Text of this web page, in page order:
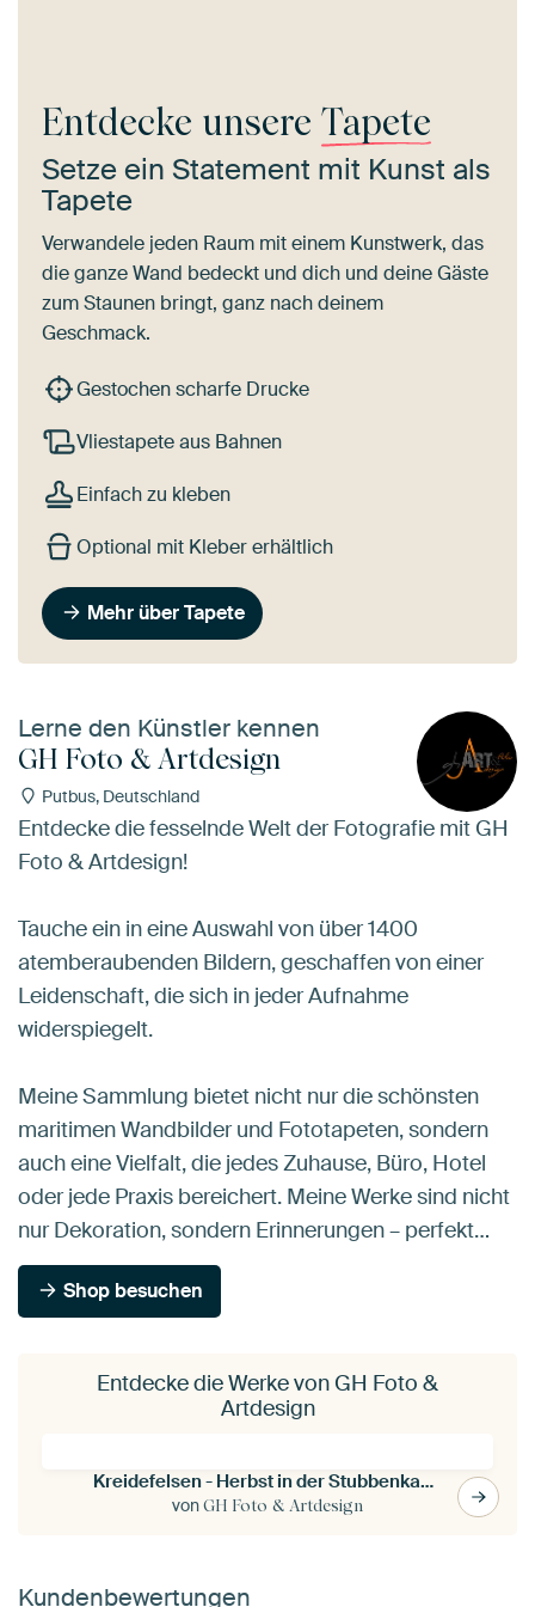
Entdecke unsere Tapete
Setze ein Statement mit Kunst als
Tapete
Verwandele jeden Raum mit einem Kunstwerk, das
die ganze Wand bedeckt und dich und deine Gäste
zum Staunen bringt, ganz nach deinem
Geschmack.
Gestochen scharfe Drucke
Vliestapete aus Bahnen
Einfach zu kleben
Optional mit Kleber erhältlich
Mehr über Tapete
Lerne den Künstler kennen
GH Foto & Artdesign
Putbus, Deutschland
Entdecke die fesselnde Welt der Fotografie mit GH
Foto & Artdesign!
Tauche ein in eine Auswahl von über 1400
atemberaubenden Bildern, geschaffen von einer
Leidenschaft, die sich in jeder Aufnahme
widerspiegelt.
Meine Sammlung bietet nicht nur die schönsten
maritimen Wandbilder und Fototapeten, sondern
auch eine Vielfalt, die jedes Zuhause, Büro, Hotel
oder jede Praxis bereichert. Meine Werke sind nicht
nur Dekoration, sondern Erinnerungen – perfekt…
Shop besuchen
Entdecke die Werke von GH Foto &
Artdesign
Kreidefelsen - Herbst in der Stubbenkammer
vonGH Foto & Artdesign
Kundenbewertungen